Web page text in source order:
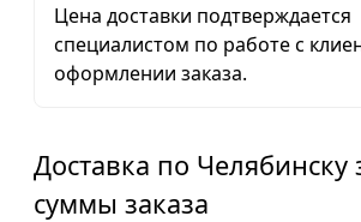
Цена доставки подтверждается
специалистом по работе с
оформлении заказа.
Доставка по Челябинску
суммы заказа